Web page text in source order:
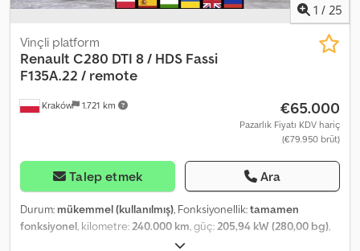
1 / 25
Kraków 1.721 km
Vinçli platform
Renault C280 DTI 8 / HDS Fassi
F135A.22 / remote
€65.000
Pazarlık Fiyatı KDV hariç
(€79.950 brüt)
Talep etmek Ara
Durum: mükemmel (kullanılmış), Fonksiyonellik:tamamen
fonksiyonel, kilometre:240.000 km, güç:205,94 kW (280,00 bg),
10.950 kg